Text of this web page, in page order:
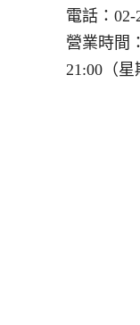
電話：02-
營業時間
21:00（星